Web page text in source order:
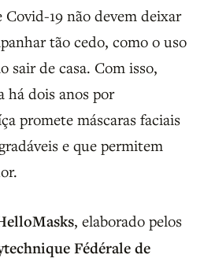
Covid-19 não devem deixar
tão cedo, como o uso
sair de casa. Com isso,
há dois anos por
promete máscaras faciais
e que permitem
, elaborado pelos
Fédérale de